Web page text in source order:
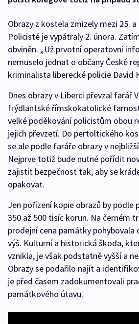
Obrazy z kostela zmizely mezi 25.
Policisté je vypátraly 2. února.
obviněn. „Už prvotní operatovní
nemuselo jednat o občany České
kriminalista liberecké policie David
Dnes obrazy v Liberci převzal farář
frýdlantské římskokatolické
velké poděkování policistům obou
jejich převzetí. Do pertoltického
se ale podle faráře obrazy v
Nejprve totiž bude nutné pořídit
zajistit bezpečnost tak, aby se
opakovat.
Jen pořízení kopie obrazů by podle
350 až 500 tisíc korun. Na černém
prodejní cena památky pohybovala
výš. Kulturní a historická škoda,
vznikla, je však podstatně vyšší a
Obrazy se podařilo najít a
je před časem zadokumentovali
památkového útavu.